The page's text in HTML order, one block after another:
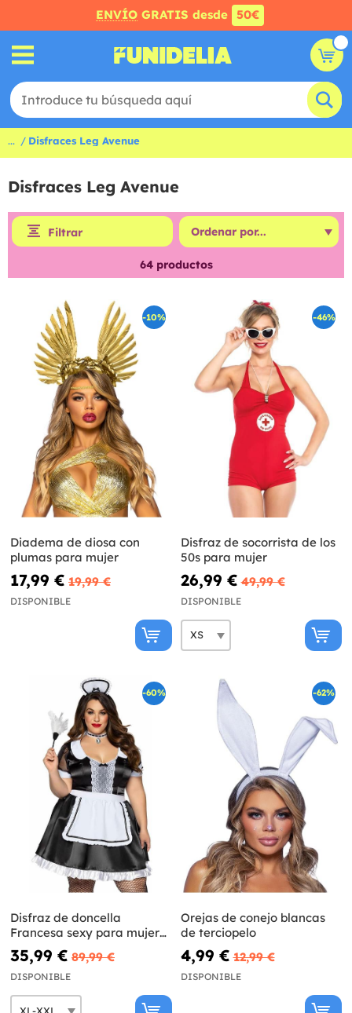
ENVÍO GRATIS desde 50€
... Disfraces Leg Avenue
Disfraces Leg Avenue
Filtrar
64productos
-10%
Diadema de diosa con
plumas para mujer
17,99 € 19,99 €
DISPONIBLE
-46%
Disfraz de socorrista de los
50s para mujer
26,99 € 49,99 €
DISPONIBLE
-60%
Disfraz de doncella
Francesa sexy para mujer
talla grande
35,99 € 89,99 €
DISPONIBLE
-62%
Orejas de conejo blancas
de terciopelo
4,99 € 12,99 €
DISPONIBLE